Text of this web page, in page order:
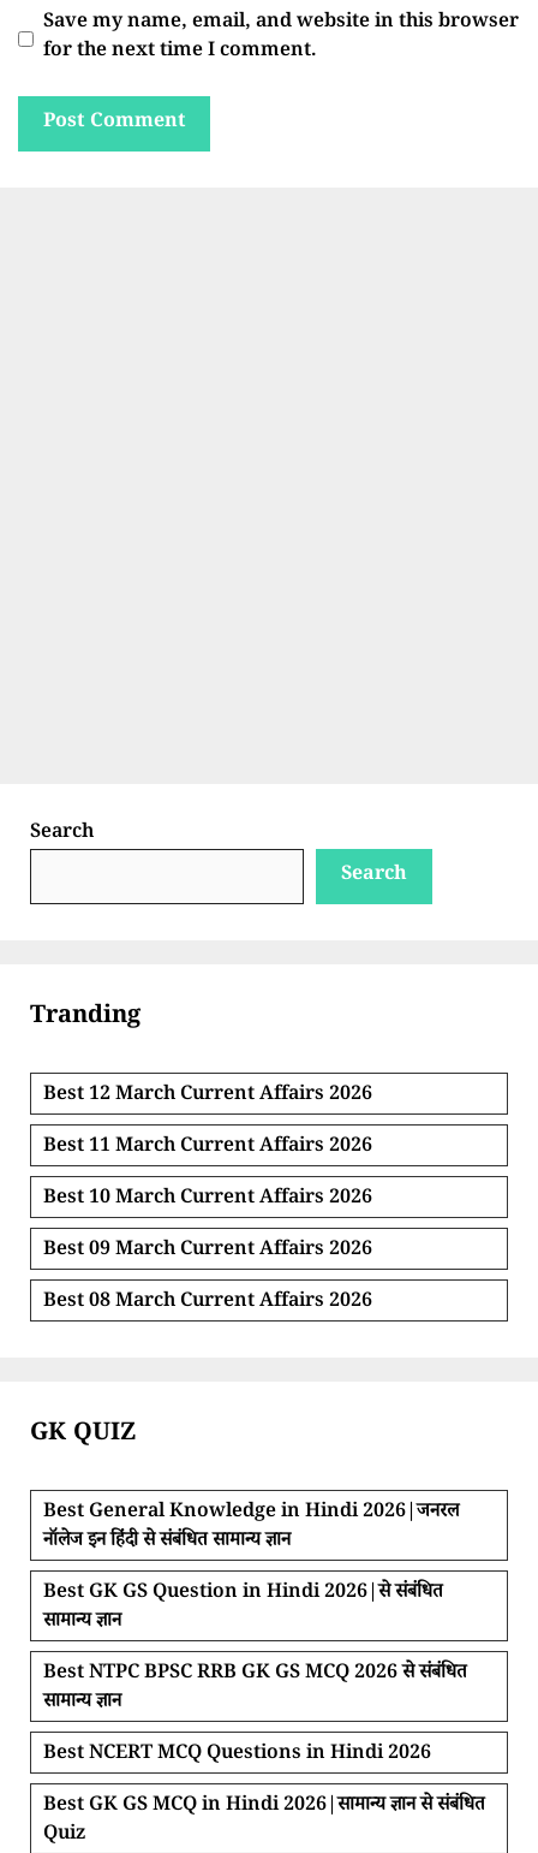
Save my name, email, and website in this browser
for the next time I comment.
Search
Search
Tranding
Best 12 March Current Affairs 2026
Best 11 March Current Affairs 2026
Best 10 March Current Affairs 2026
Best 09 March Current Affairs 2026
Best 08 March Current Affairs 2026
GK QUIZ
Best General Knowledge in Hindi 2026|जनरल
नॉलेज इन हिंदी से संबंधित सामान्य ज्ञान
Best GK GS Question in Hindi 2026|से संबंधित
सामान्य ज्ञान
Best NTPC BPSC RRB GK GS MCQ 2026 से संबंधित
सामान्य ज्ञान
Best NCERT MCQ Questions in Hindi 2026
Best GK GS MCQ in Hindi 2026|सामान्य ज्ञान से संबंधित
Quiz